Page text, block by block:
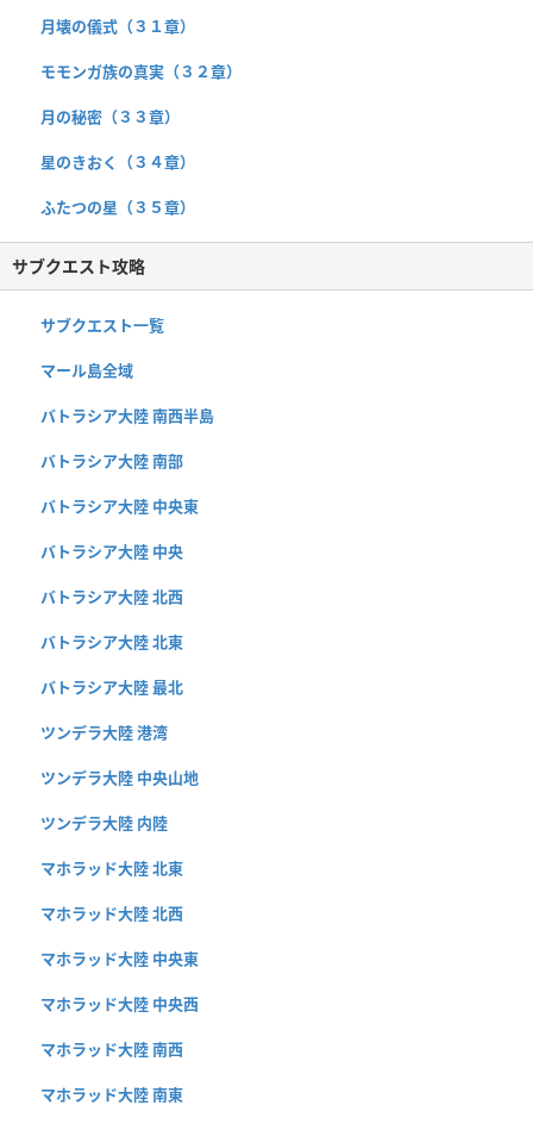
月壊の儀式（３１章）
モモンガ族の真実（３２章）
月の秘密（３３章）
星のきおく（３４章）
ふたつの星（３５章）
サブクエスト攻略
サブクエスト一覧
マール島全域
バトラシア大陸 南西半島
バトラシア大陸 南部
バトラシア大陸 中央東
バトラシア大陸 中央
バトラシア大陸 北西
バトラシア大陸 北東
バトラシア大陸 最北
ツンデラ大陸 港湾
ツンデラ大陸 中央山地
ツンデラ大陸 内陸
マホラッド大陸 北東
マホラッド大陸 北西
マホラッド大陸 中央東
マホラッド大陸 中央西
マホラッド大陸 南西
マホラッド大陸 南東